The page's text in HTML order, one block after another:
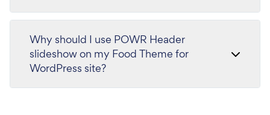
Why should I use POWR Header
slideshow on my Food Theme for
WordPress site?